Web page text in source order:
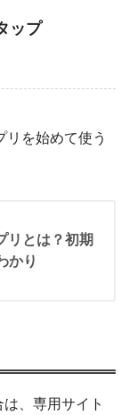
ップ
リを始めて使う
リとは？初期
かり
、専用サイト